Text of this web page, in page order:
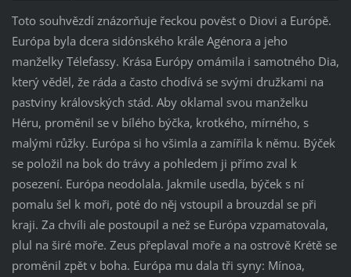
Toto souhvězdí znázorňuje řeckou pověst o Diovi a Európě.
Európa byla dcera sidónského krále Agénora a jeho
manželky Télefassy. Krása Európy omámila i samotného Dia,
který věděl, že ráda a často chodívá se svými družkami na
pastviny královských stád. Aby oklamal svou manželku
Héru, proměnil se v bílého býčka, krotkého, mírného, s
malými růžky. Európa si ho všimla a zamířila k němu. Býček
se položil na bok do trávy a pohledem ji přímo zval k
posezení. Európa neodolala. Jakmile usedla, býček s ní
pomalu šel k moři, poté do něj vstoupil a brouzdal se při
kraji. Za chvíli ale postoupil a než se Európa vzpamatovala,
plul na širé moře. Zeus přeplaval moře a na ostrově Krétě se
proměnil zpět v boha. Európa mu dala tři syny: Mínoa,